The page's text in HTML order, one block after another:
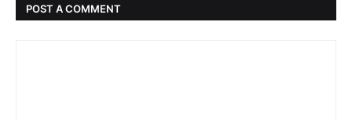
POST A COMMENT